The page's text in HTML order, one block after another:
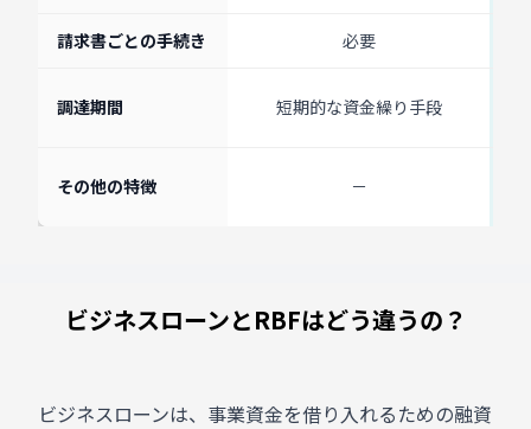
請求書ごとの手続き 必要
調達期間 短期的な資金繰り手段
その他の特徴 －
ビジネスローンとRBFはどう違うの？
ビジネスローンは、事業資金を借り入れるための融資